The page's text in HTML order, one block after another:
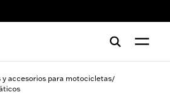
y accesorios para motocicletas/